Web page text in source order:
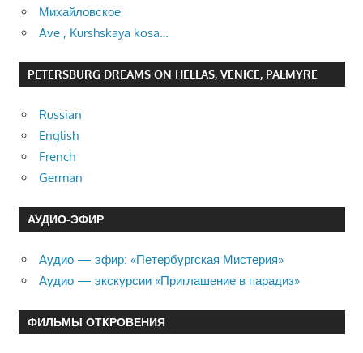
Михайловское
Ave , Kurshskaya kosa…
PETERSBURG DREAMS ON HELLAS, VENICE, PALMYRE
Russian
English
French
German
АУДИО-ЭФИР
Аудио — эфир: «Петербургская Мистерия»
Аудио — экскурсии «Приглашение в парадиз»
ФИЛЬМЫ ОТКРОВЕНИЯ